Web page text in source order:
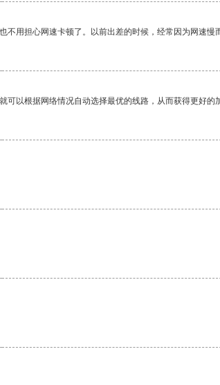
用担心网速卡顿了。以前出差的时候，经常因为网速慢
以根据网络情况自动选择最优的线路，从而获得更好的